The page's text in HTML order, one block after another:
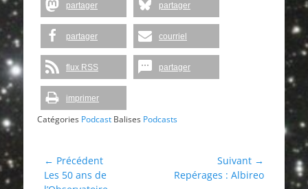
partager partager
partager courriel
flux RSS partager
imprimer
Catégories Podcast Balises Podcasts
Navigation
de
← Précédent
Article
Les 50 ans de
Suivant →
ArticleRepérages : Albireo